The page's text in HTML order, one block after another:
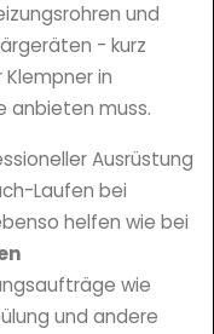
und
- kurz
in
anbieten muss.
Ausrüstung
Laufen bei
helfen wie bei
wie
und andere